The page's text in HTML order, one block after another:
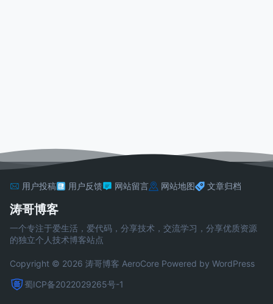
用户投稿 用户反馈 网站留言 网站地图 文章归档
涛哥博客
一个专注于爱生活，爱代码，分享技术，交流学习，分享优质资源
的独立个人技术博客站点
Copyright © 2026 涛哥博客 AeroCore Powered by WordPress
蜀ICP备2022029265号-1